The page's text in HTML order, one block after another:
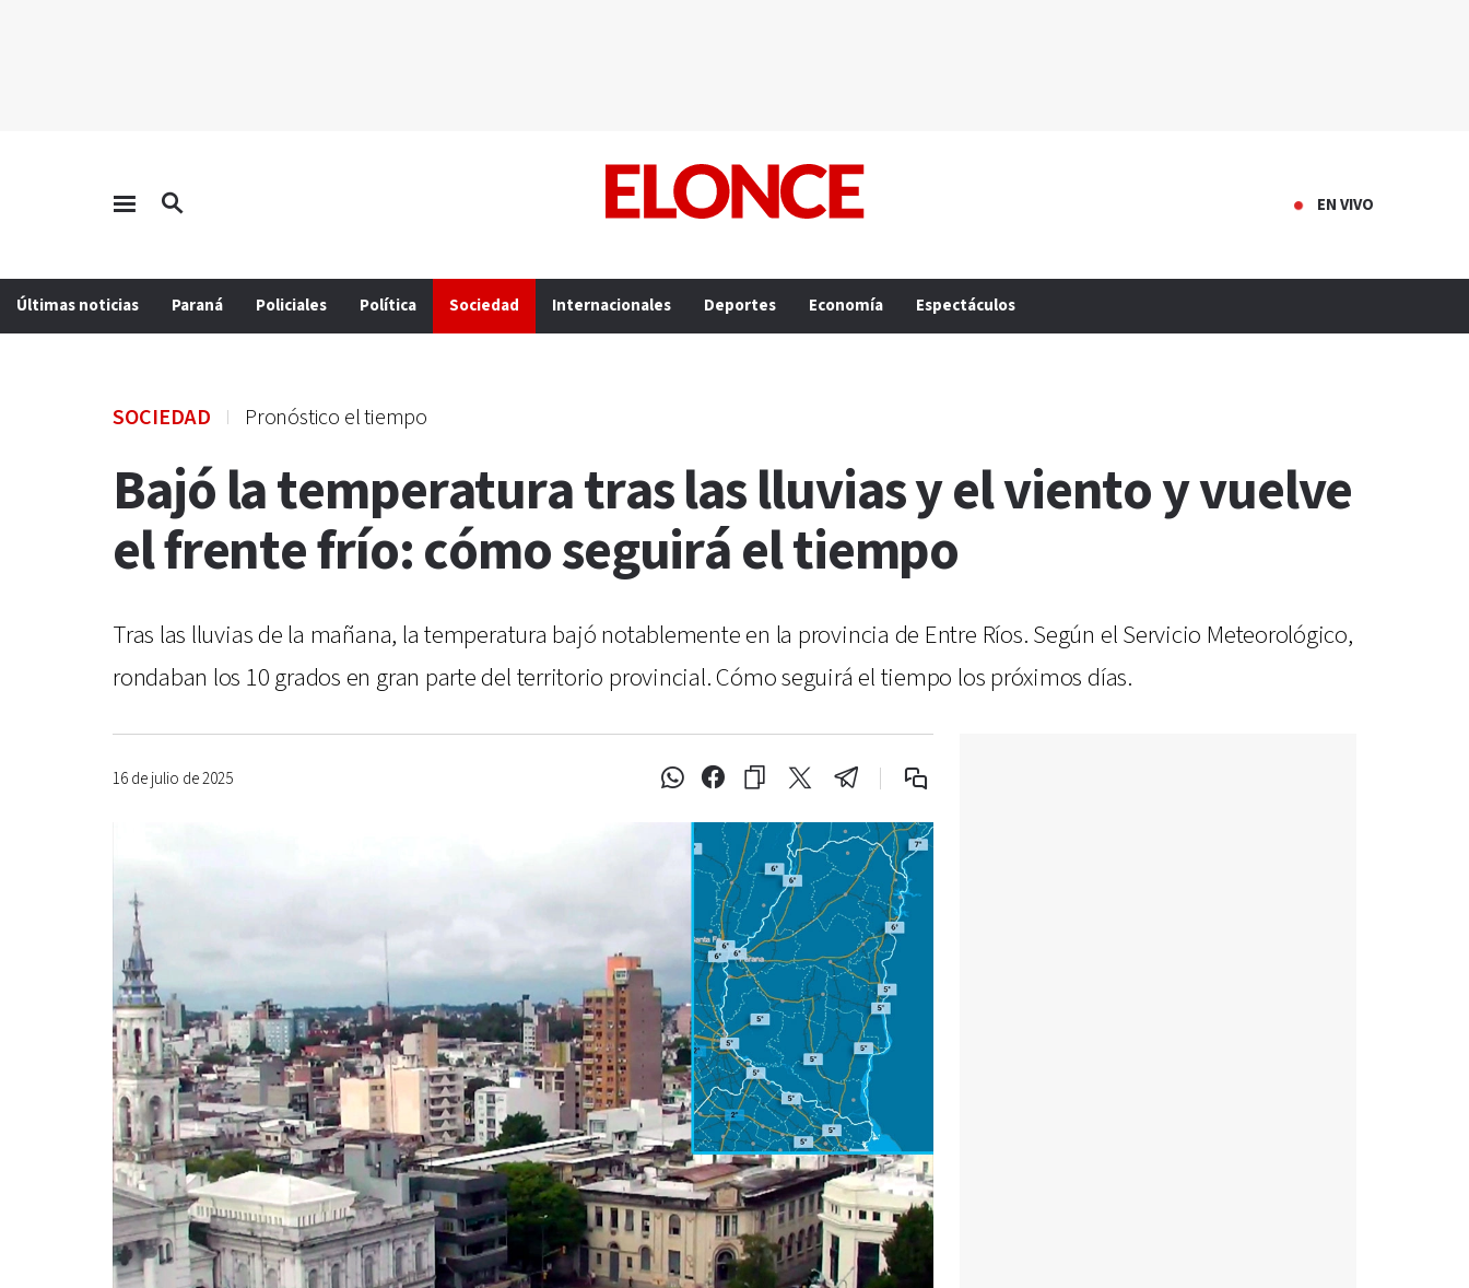
EN VIVO
Últimas noticias Paraná Policiales Política Sociedad Internacionales Deportes Economía Espectáculos
SOCIEDAD Pronóstico el tiempo
Bajó la temperatura tras las lluvias y el viento y vuelve
el frente frío: cómo seguirá el tiempo
Tras las lluvias de la mañana, la temperatura bajó notablemente en la provincia de Entre Ríos. Según el Servicio Meteorológico,
rondaban los 10 grados en gran parte del territorio provincial. Cómo seguirá el tiempo los próximos días.
16 de julio de 2025